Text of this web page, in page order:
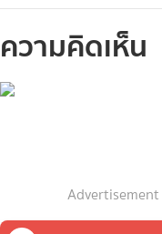
ความคิดเห็น
Advertisement